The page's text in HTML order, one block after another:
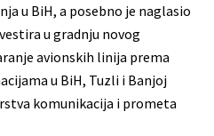
u BiH, a posebno je naglasio
u gradnju novog
avionskih linija prema
u BiH, Tuzli i Banjoj
komunikacija i prometa